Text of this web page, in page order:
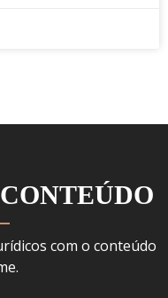
com o conteúdo